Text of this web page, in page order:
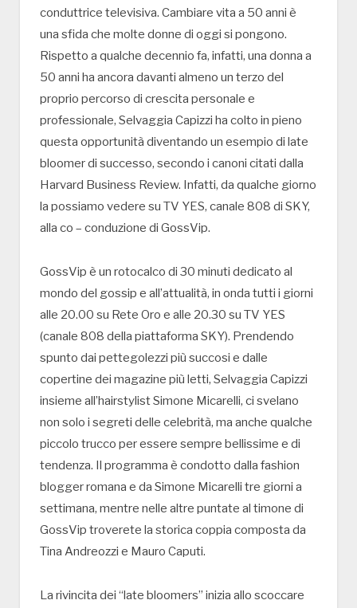
conduttrice televisiva. Cambiare vita a 50 anni è
una sfida che molte donne di oggi si pongono.
Rispetto a qualche decennio fa, infatti, una donna a
50 anni ha ancora davanti almeno un terzo del
proprio percorso di crescita personale e
professionale, Selvaggia Capizzi ha colto in pieno
questa opportunità diventando un esempio di late
bloomer di successo, secondo i canoni citati dalla
Harvard Business Review. Infatti, da qualche giorno
la possiamo vedere su TV YES, canale 808 di SKY,
alla co – conduzione di GossVip.
GossVip è un rotocalco di 30 minuti dedicato al
mondo del gossip e all’attualità, in onda tutti i giorni
alle 20.00 su Rete Oro e alle 20.30 su TV YES
(canale 808 della piattaforma SKY). Prendendo
spunto dai pettegolezzi più succosi e dalle
copertine dei magazine più letti, Selvaggia Capizzi
insieme all’hairstylist Simone Micarelli, ci svelano
non solo i segreti delle celebrità, ma anche qualche
piccolo trucco per essere sempre bellissime e di
tendenza. Il programma è condotto dalla fashion
blogger romana e da Simone Micarelli tre giorni a
settimana, mentre nelle altre puntate al timone di
GossVip troverete la storica coppia composta da
Tina Andreozzi e Mauro Caputi.
La rivincita dei “late bloomers” inizia allo scoccare